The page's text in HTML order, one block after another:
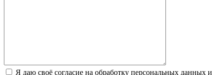
Я даю своё согласие на обработку персональных данных и